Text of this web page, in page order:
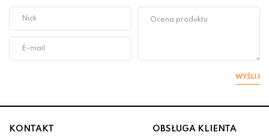
WYŚLIJ
KONTAKT OBSŁUGA KLIENTA